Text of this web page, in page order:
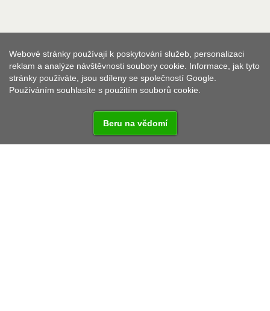
Webové stránky používají k poskytování služeb, personalizaci
reklam a analýze návštěvnosti soubory cookie. Informace, jak tyto
stránky používáte, jsou sdíleny se společností Google.
Používáním souhlasíte s použitím souborů cookie.
Beru na vědomí